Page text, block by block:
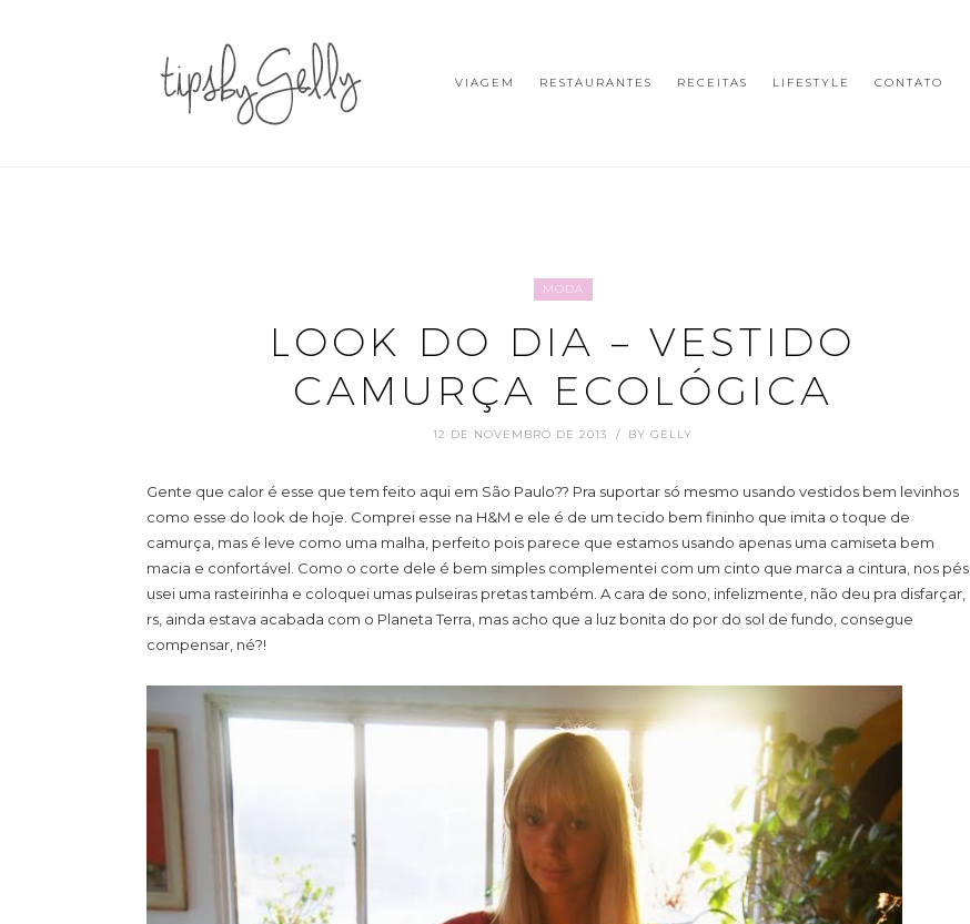
VIAGEM RESTAURANTES RECEITAS LIFESTYLE CONTATO
MODA
LOOK DO DIA – VESTIDO
CAMURÇA ECOLÓGICA
12 DE NOVEMBRO DE 2013 BY GELLY
Gente que calor é esse que tem feito aqui em São Paulo?? Pra suportar só mesmo usando vestidos bem levinhos
como esse do look de hoje. Comprei esse na H&M e ele é de um tecido bem fininho que imita o toque de
camurça, mas é leve como uma malha, perfeito pois parece que estamos usando apenas uma camiseta bem
macia e confortável. Como o corte dele é bem simples complementei com um cinto que marca a cintura, nos pés
usei uma rasteirinha e coloquei umas pulseiras pretas também. A cara de sono, infelizmente, não deu pra disfarçar,
rs, ainda estava acabada com o Planeta Terra, mas acho que a luz bonita do por do sol de fundo, consegue
compensar, né?!